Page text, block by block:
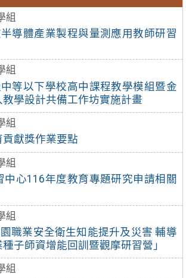
組
導體產業製程與量測應用教師研習
組
等以下學校高中課程教學模組暨金
學設計共備工作坊實施計畫
組
獻獎作業要點
組
中心116年度教育專題研究申請相關
組
職業安全衛生知能提升及災害 輔導
子師資增能回訓暨觀摩研習營」
組